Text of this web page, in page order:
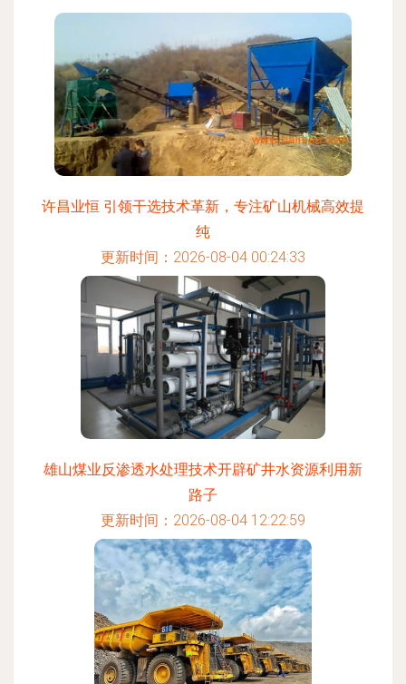
许昌业恒 引领干选技术革新，专注矿山机械高效提
纯
更新时间：2026-08-04 00:24:33
雄山煤业反渗透水处理技术开辟矿井水资源利用新
路子
更新时间：2026-08-04 12:22:59